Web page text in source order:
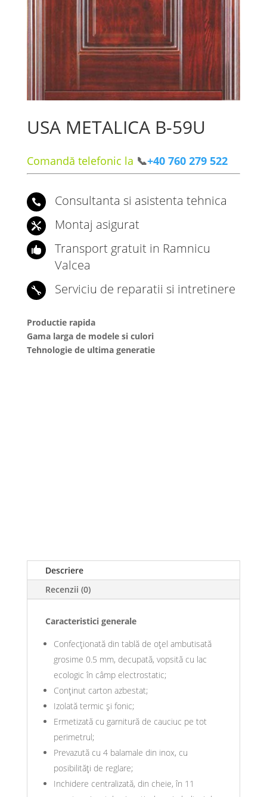
USA METALICA B-59U
Comandă telefonic la 📞+40 760 279 522
 Consultanta si asistenta tehnica
 Montaj asigurat

Transport gratuit in Ramnicu
Valcea
 Serviciu de reparatii si intretinere
Productie rapida
Gama larga de modele si culori
Tehnologie de ultima generatie
Descriere
Recenzii (0)
Caracteristici generale
Confecționată din tablă de oţel ambutisată
grosime 0.5 mm, decupată, vopsită cu lac
ecologic în câmp electrostatic;
Conţinut carton azbestat;
Izolată termic şi fonic;
Ermetizată cu garnitură de cauciuc pe tot
perimetrul;
Prevazută cu 4 balamale din inox, cu
posibilităţi de reglare;
Inchidere centralizată, din cheie, în 11